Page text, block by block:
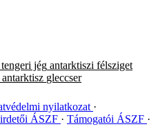
tengeri jég antarktiszi félsziget
antarktisz gleccser
nyilatkozat
ÁSZF
Támogatói ÁSZF